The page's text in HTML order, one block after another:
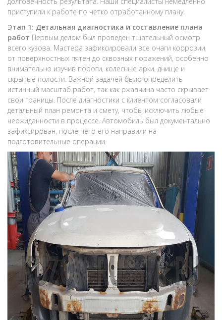
приступили к работе по четко отработанному плану.
Этап 1: Детальная диагностика и составление плана
работ Первым делом был проведен тщательный осмотр
всего кузова. Мастера зафиксировали все очаги коррозии,
от поверхностных пятен до сквозных поражений, особенно
внимательно изучив пороги, колесные арки, днище и
скрытые полости. Важной задачей было определить
истинный масштаб работ, так как ржавчина часто скрывает
свои границы. После диагностики с клиентом согласовали
детальный план ремонта и смету, чтобы исключить любые
неожиданности в процессе. Автомобиль был документально
зафиксирован, после чего его направили на
подготовительные операции.